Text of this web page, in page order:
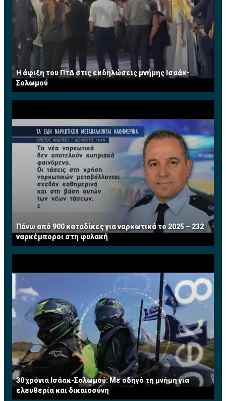
Η άφιξη του ΠτΔ στις εκδηλώσεις μνήμης Ισαάκ-
Σολωμού
Πάνω από 900 καταδίκες για ναρκωτικά το 2025 – 232
ναρκέμποροι στη φυλακή
30 χρόνια Ισάακ-Σολωμού: Με οδηγό τη μνήμη για
ελευθερία και δικαιοσύνη